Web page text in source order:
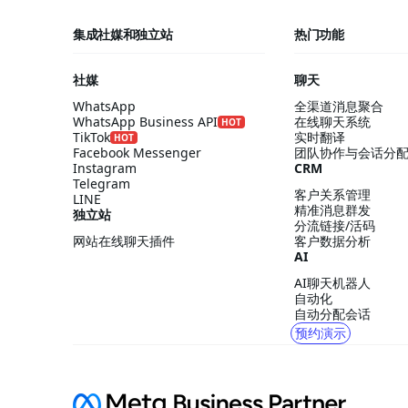
集成社媒和独立站
社媒
WhatsApp
WhatsApp Business API HOT
TikTok HOT
Facebook Messenger
Instagram
Telegram
LINE
独立站
网站在线聊天插件
热门功能
聊天
全渠道消息聚合
在线聊天系统
实时翻译
团队协作与会话分
CRM
客户关系管理
精准消息群发
分流链接/活码
客户数据分析
AI
AI聊天机器人
自动化
自动分配会话
预约演示